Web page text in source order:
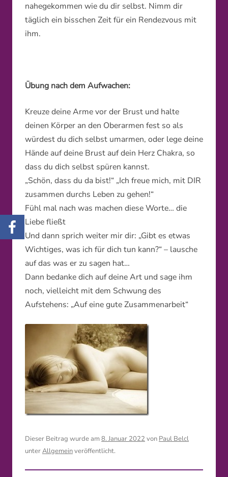
nahegekommen wie du dir selbst. Nimm dir
täglich ein bisschen Zeit für ein Rendezvous mit
ihm.
Übung nach dem Aufwachen:
Kreuze deine Arme vor der Brust und halte
deinen Körper an den Oberarmen fest so als
würdest du dich selbst umarmen, oder lege deine
Hände auf deine Brust auf dein Herz Chakra, so
dass du dich selbst spüren kannst.
„Schön, dass du da bist!“ „Ich freue mich, mit DIR
zusammen durchs Leben zu gehen!“
Fühl mal nach was machen diese Worte… die
Liebe fließt
Und dann sprich weiter mir dir: „Gibt es etwas
Wichtiges, was ich für dich tun kann?“ – lausche
auf das was er zu sagen hat…
Dann bedanke dich auf deine Art und sage ihm
noch, vielleicht mit dem Schwung des
Aufstehens: „Auf eine gute Zusammenarbeit“
Dieser Beitrag wurde am 8. Januar 2022 von Paul Belcl
unterAllgemeinveröffentlicht.